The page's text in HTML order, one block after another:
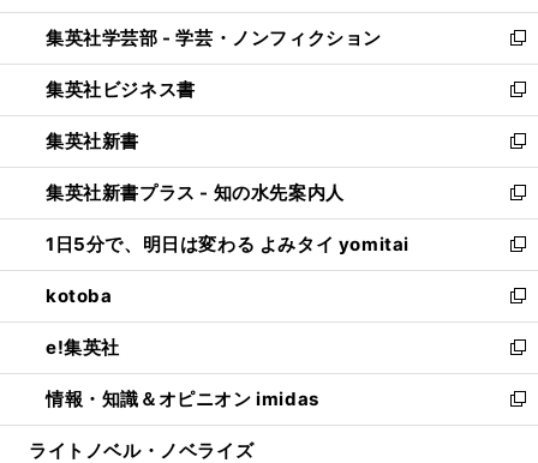
開
く
ウ
で
開
く
ン
ド
ウ
で
開
く
ウ
ィ
ン
ド
ウ
で
開
く
集英社学芸部 - 学芸・ノンフィクション
新
し
い
ウ
ィ
ン
ド
ウ
で
開
く
集英社ビジネス書
新
し
い
ウ
ィ
ン
ド
ウ
で
開
く
集英社新書
新
し
い
ウ
ィ
ン
ド
ウ
で
開
く
集英社新書プラス - 知の水先案内人
新
し
い
ウ
ィ
ン
ド
ウ
で
開
1日5分で、明日は変わる よみタイ yomitai
新
し
い
ウ
ィ
ン
ド
ウ
kotoba
新
し
い
ウ
ィ
ン
e!集英社
新
し
い
ウ
情報・知識＆オピニオン imidas
新
し
ライトノベル・ノベライズ